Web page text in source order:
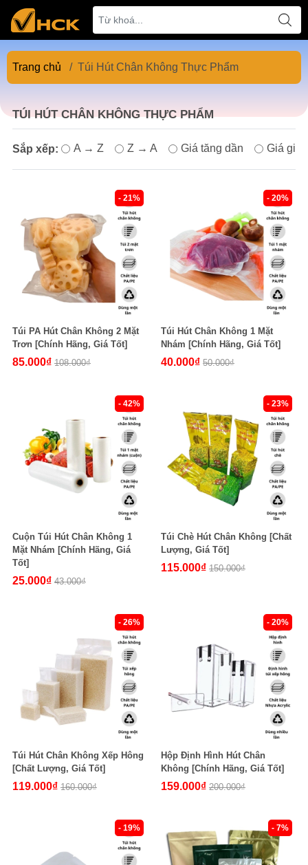
Trang chủ / Túi Hút Chân Không Thực Phẩm
TÚI HÚT CHÂN KHÔNG THỰC PHẨM
Sắp xếp: A → Z Z → A Giá tăng dần Giá
- 21%
Túi PA Hút Chân Không 2 Mặt
Trơn [Chính Hãng, Giá Tốt]
85.000₫ 108.000₫
- 20%
Túi Hút Chân Không 1 Mặt
Nhám [Chính Hãng, Giá Tốt]
40.000₫ 50.000₫
- 42%
Cuộn Túi Hút Chân Không 1
Mặt Nhám [Chính Hãng, Giá
Tốt]
25.000₫ 43.000₫
- 23%
Túi Chè Hút Chân Không [Chất
Lượng, Giá Tốt]
115.000₫ 150.000₫
- 26%
Túi Hút Chân Không Xếp Hông
[Chất Lượng, Giá Tốt]
119.000₫ 160.000₫
- 20%
Hộp Định Hình Hút Chân
Không [Chính Hãng, Giá Tốt]
159.000₫ 200.000₫
- 19% - 7%